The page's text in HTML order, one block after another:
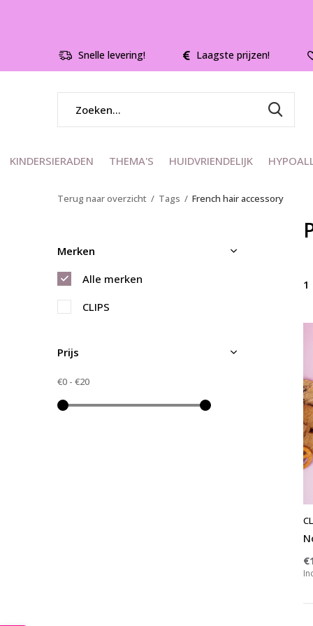
KINDERSIERADEN THEMA'S HUIDVRIENDELIJK
Snelle levering! Laagste prijzen!
Terug naar overzicht Tags French hair accessory
1
Merken
Alle merken
CLIPS
Prijs
€0 - €20